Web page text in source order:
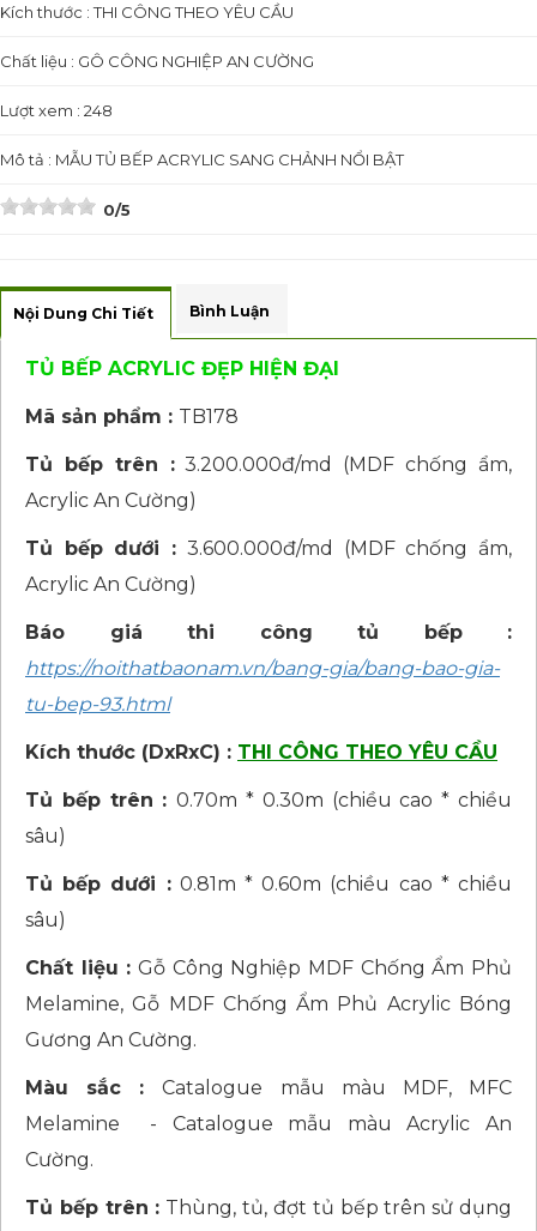
Kích thước : THI CÔNG THEO YÊU CẦU
Chất liệu : GÔ CÔNG NGHIỆP AN CƯỜNG
Lượt xem : 248
Mô tả : MẪU TỦ BẾP ACRYLIC SANG CHẢNH NỔI BẬT
0/5
Nội Dung Chi Tiết Bình Luận
TỦ BẾP ACRYLIC ĐẸP HIỆN ĐẠI
Mã sản phẩm : TB178
Tủ bếp trên :3.200.000đ/md (MDF chống ẩm,
Acrylic An Cường)
Tủ bếp dưới : 3.600.000đ/md (MDF chống ẩm,
Acrylic An Cường)
Báo giá thi công tủ bếp :
https://noithatbaonam.vn/bang-gia/bang-bao-gia-
tu-bep-93.html
Kích thước (DxRxC) : THI CÔNG THEO YÊU CẦU
Tủ bếp trên :0.70m * 0.30m (chiều cao * chiều
sâu)
Tủ bếp dưới :0.81m * 0.60m (chiều cao * chiều
sâu)
Chất liệu : Gỗ Công Nghiệp MDF Chống Ẩm Phủ
Melamine, Gỗ MDF Chống Ẩm Phủ Acrylic Bóng
Gương An Cường.
Màu sắc :Catalogue mẫu màu MDF, MFC
Melamine - Catalogue mẫu màu Acrylic An
Cường.
Tủ bếp trên : Thùng, tủ, đợt tủ bếp trên sử dụng